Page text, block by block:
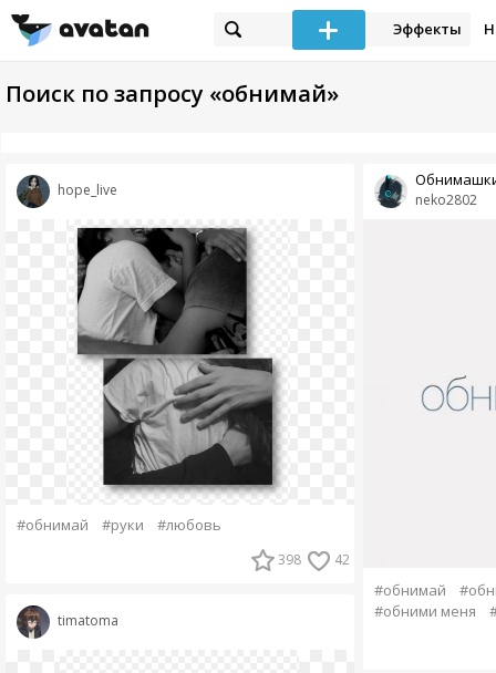
Эффекты
Поиск по запросу «обнимай»
hope_live
#обнимай #руки #любовь
398 42
timatoma
neko2802
#обнимай
#обними меня